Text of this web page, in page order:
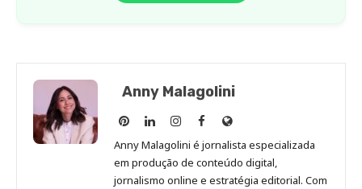
Anny Malagolini
Anny
Malagolini
no
Pinterest
Anny
Malagolini
no
LinkedIn
Anny
Malagolini
no
Instagram
Anny
Malagolini
no
Facebook
Site
de
Anny
Malagolini
Anny Malagolini é jornalista especializada
em produção de conteúdo digital,
jornalismo online e estratégia editorial. Com